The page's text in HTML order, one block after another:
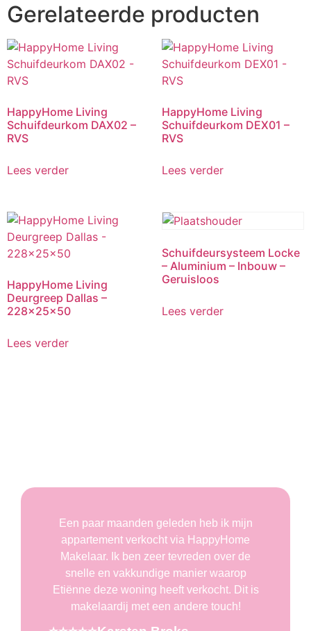
Gerelateerde producten
HappyHome Living
Schuifdeurkom DAX02 –
RVS
Lees verder
HappyHome Living
Schuifdeurkom DEX01 –
RVS
Lees verder
HappyHome Living
Deurgreep Dallas –
228x25x50
Lees verder
Schuifdeursysteem Locke
– Aluminium – Inbouw –
Geruisloos
Lees verder
Een paar maanden geleden heb ik mijn
appartement verkocht via HappyHome
Makelaar. Ik ben zeer tevreden over de
snelle en vakkundige manier waarop
Etiënne deze woning heeft verkocht. Dit is
makelaardij met een andere touch!